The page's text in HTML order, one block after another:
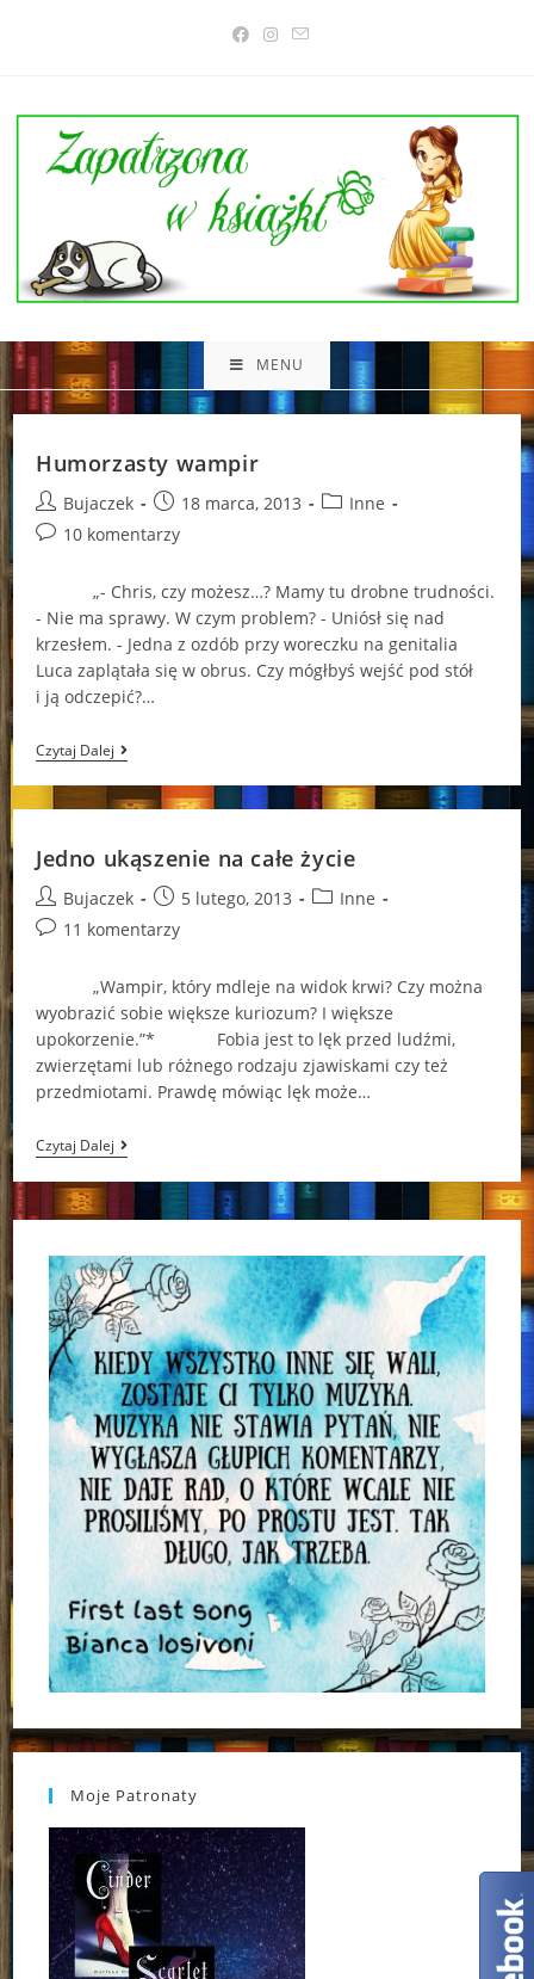
MENU
Humorzasty wampir
Post
author:
Bujaczek
Post
published:
18 marca, 2013
PostInne
Post10 komentarzy
„- Chris, czy możesz…? Mamy tu drobne trudności.
- Nie ma sprawy. W czym problem? - Uniósł się nad
krzesłem. - Jedna z ozdób przy woreczku na genitalia
Luca zaplątała się w obrus. Czy mógłbyś wejść pod stół
i ją odczepić?…
Czytaj DalejHumorzasty
Wampir
Jedno ukąszenie na całe życie
Post
author:
Bujaczek
Post
published:
5 lutego, 2013
PostInne
Post11 komentarzy
„Wampir, który mdleje na widok krwi? Czy można
wyobrazić sobie większe kuriozum? I większe
upokorzenie.”* Fobia jest to lęk przed ludźmi,
zwierzętami lub różnego rodzaju zjawiskami czy też
przedmiotami. Prawdę mówiąc lęk może…
Czytaj DalejJedno
Ukąszenie
Na
Życie
Moje Patronaty